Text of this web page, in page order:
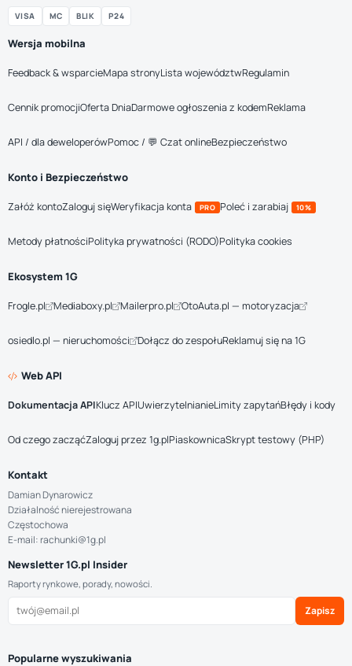
VISA MC BLIK P24
Wersja mobilna
Feedback & wsparcieMapa stronyLista województwRegulamin
Cennik promocjiOferta DniaDarmowe ogłoszenia z kodemReklama
API / dla deweloperówPomoc / 💬 Czat onlineBezpieczeństwo
Konto i Bezpieczeństwo
Załóż kontoZaloguj sięWeryfikacja konta PRO Poleć i zarabiaj 10%
Metody płatnościPolityka prywatności (RODO)Polityka cookies
Ekosystem 1G
Frogle.pl Mediaboxy.pl Mailerpro.pl OtoAuta.pl — motoryzacja
osiedlo.pl — nieruchomości Dołącz do zespołuReklamuj się na 1G
Web API
Dokumentacja APIKlucz APIUwierzytelnianieLimity zapytańBłędy i kody
Od czego zacząćZaloguj przez 1g.plPiaskownicaSkrypt testowy (PHP)
Kontakt
Damian Dynarowicz
Działalność nierejestrowana
Częstochowa
E-mail: rachunki@1g.pl
Newsletter 1G.pl Insider
Raporty rynkowe, porady, nowości.
Zapisz
Popularne wyszukiwania